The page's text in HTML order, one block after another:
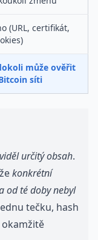
(URL, certifikát,
může ověřit
síti
určitý obsah.
konkrétní
od té doby nebyl
tečku, hash